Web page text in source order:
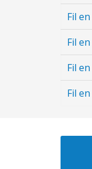
Fil
Fil
Fil
Fil